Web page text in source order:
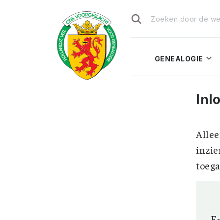
naar:
GENEALOGIE